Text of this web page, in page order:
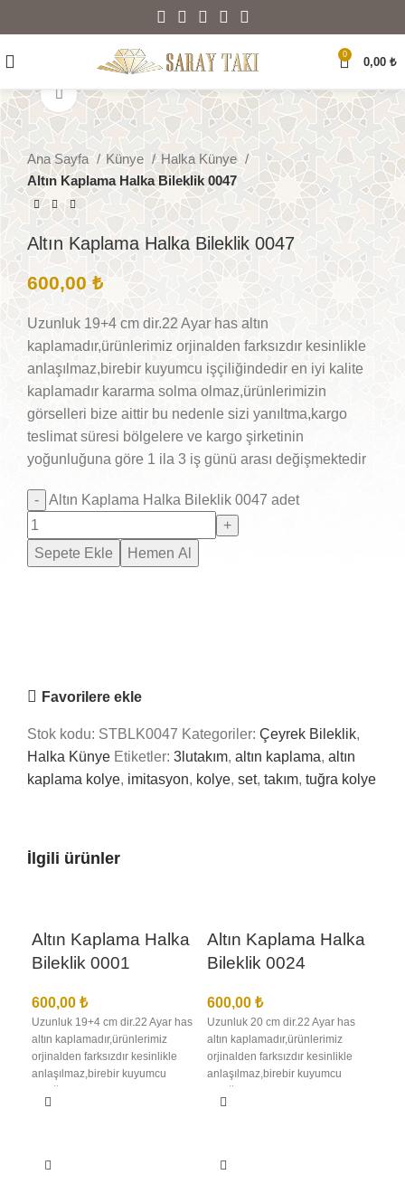
0
0,00 ₺
Büyütmek için tıklayın
Ana Sayfa Künye
Halka Künye
Altın Kaplama Halka Bileklik 0047
Altın Kaplama Halka Bileklik 0047
600,00 ₺
Uzunluk 19+4 cm dir.22 Ayar has altın
kaplamadır,ürünlerimiz orjinalden farksızdır kesinlikle
anlaşılmaz,birebir kuyumcu işçiliğindedir en iyi kalite
kaplamadır kararma solma olmaz,ürünlerimizin
görselleri bize aittir bu nedenle sizi yanıltma,kargo
teslimat süresi bölgelere ve kargo şirketinin
yoğunluğuna göre 1 ila 3 iş günü arası değişmektedir
Altın Kaplama Halka Bileklik 0047 adet
Sepete Ekle Hemen Al
Favorilere ekle
Stok kodu: STBLK0047 Kategoriler: Çeyrek Bileklik,
Halka Künye Etiketler: 3lutakım, altın kaplama, altın
kaplama kolye, imitasyon, kolye, set, takım, tuğra kolye
İlgili ürünler
Altın Kaplama Halka
Bileklik 0001
600,00 ₺
Uzunluk 19+4 cm dir.22 Ayar has
altın kaplamadır,ürünlerimiz
orjinalden farksızdır kesinlikle
anlaşılmaz,birebir kuyumcu
kaplamadır kararma solma
yanıltma,kargo teslimat süresi
Altın Kaplama Halka
Bileklik 0024
600,00 ₺
Uzunluk 20 cm dir.22 Ayar has
altın kaplamadır,ürünlerimiz
orjinalden farksızdır kesinlikle
anlaşılmaz,birebir kuyumcu
kaplamadır kararma solma
yanıltma,kargo teslimat süresi